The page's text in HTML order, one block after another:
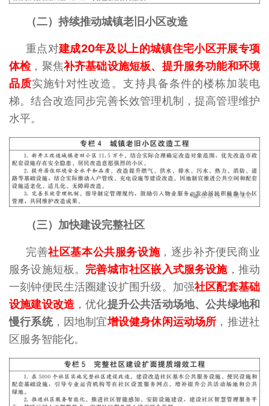
（二）持续推动城镇老旧小区改造
重点对建成20年及以上的城镇住宅小区开展专项
体检，聚焦补齐基础设施短板、提升服务功能和环境
品质实施针对性改造。支持具备条件的楼栋加装电
梯。结合改造同步完善长效管理机制，提高管理维护
水平。
（三）加快建设完整社区
完善社区基本公共服务设施，逐步补齐便民商业
服务设施短板。 完善城市社区嵌入式服务设施，推动
一刻钟便民生活圈建设扩围升级。加强社区配套基础
设施建设改造 ，优化提升公共活动场地、公共绿地和
慢行系统，因地制宜增设健身休闲运动场所 ，推进社
区服务智能化。